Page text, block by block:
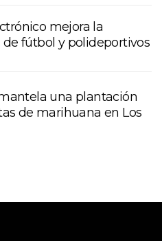
mejora la
fútbol y polideportivos
una plantación
de marihuana en Los